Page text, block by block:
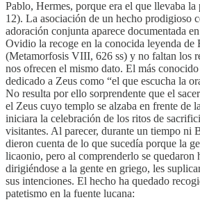
Pablo, Hermes, porque era el que llevaba la
12). La asociación de un hecho prodigioso
adoración conjunta aparece documentada
Ovidio la recoge en la conocida leyenda de
(Metamorfosis VIII, 626 ss) y no faltan los
nos ofrecen el mismo dato. El más
dedicado a Zeus como “el que escucha la
No resulta por ello sorprendente que el
el Zeus cuyo templo se alzaba en frente de
iniciara la celebración de los ritos de
visitantes. Al parecer, durante un tiempo ni
dieron cuenta de lo que sucedía porque la
licaonio, pero al comprenderlo se quedaron
dirigiéndose a la gente en griego, les
sus intenciones. El hecho ha quedado
patetismo en la fuente lucana: